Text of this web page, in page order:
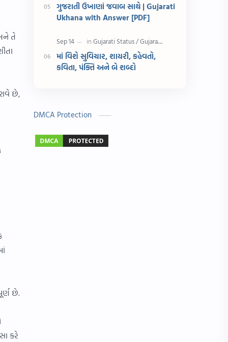
તે
છે,
છે.
કરે
ગુજરાતી વ્યાકરણ જન્મદિવસની શુભકામના
Merit List ગુજરાતી વાર્તા
ગુજરાતી ઉખાણાં જવાબ સાથે | Gujarati
Ukhana with Answer [PDF]
માં વિશે સુવિચાર, શાયરી, કહેવતો,
કવિતા, પંક્તિ અને બે શબ્દો
DMCA Protection